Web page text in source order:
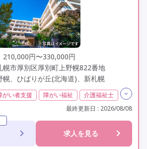
210,000円〜330,000円
幌市厚別区厚別町上野幌822番地
幌、ひばりが丘(北海道)、新札幌
がい者支援 障がい福祉
介護福祉士
初任者研修(ヘルパー2級)
残業月20時間以内
残業ほぼなし
学歴不問 未経験歓迎
定年なし
最終更新日 : 2026/08/08
求人を見る